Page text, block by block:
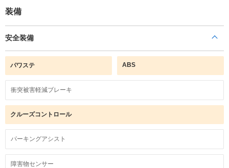
装備
安全装備
パワステ ABS
衝突被害軽減ブレーキ
クルーズコントロール
パーキングアシスト
障害物センサー